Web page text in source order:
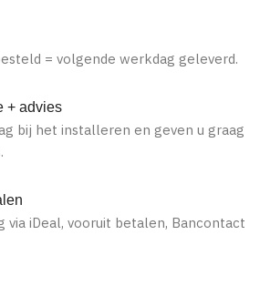
= volgende werkdag geleverd.
+ advies
bij het installeren en geven u graag
via iDeal, vooruit betalen, Bancontact